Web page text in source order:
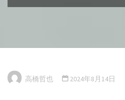
高橋哲也 2024年8月14日